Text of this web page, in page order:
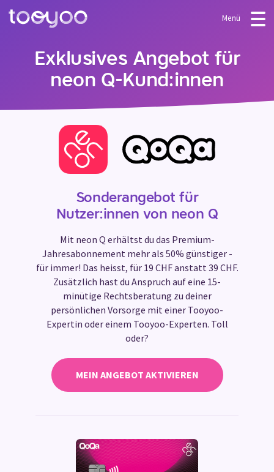
Menü
Abonnement
Vorlagen & Assistenten
MEIN ANGEBOT AKTIVIEREN
Exklusives Angebot für
neon Q-Kund:innen
Sonderangebot für
Nutzer:innen von neon Q
Mit neon Q erhältst du das Premium-
Jahresabonnement mehr als 50% günstiger -
für immer! Das heisst, für 19 CHF anstatt 39 CHF.
Zusätzlich hast du Anspruch auf eine 15-
minütige Rechtsberatung zu deiner
persönlichen Vorsorge mit einer Tooyoo-
Expertin oder einem Tooyoo-Experten. Toll
oder?
MEIN ANGEBOT AKTIVIEREN